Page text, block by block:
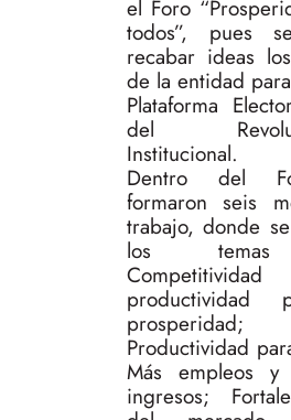
el Foro
todos”, pues
recabar ideas
de la entidad
Plataforma
del
Institucional.
Dentro del
formaron seis
trabajo, donde
los
productividad
prosperidad;
Productividad
Más empleos y
ingresos;